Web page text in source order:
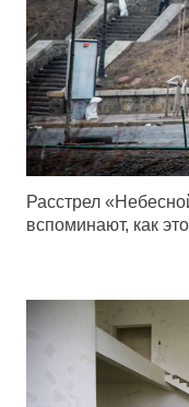
Расстрел
вспоминают, как